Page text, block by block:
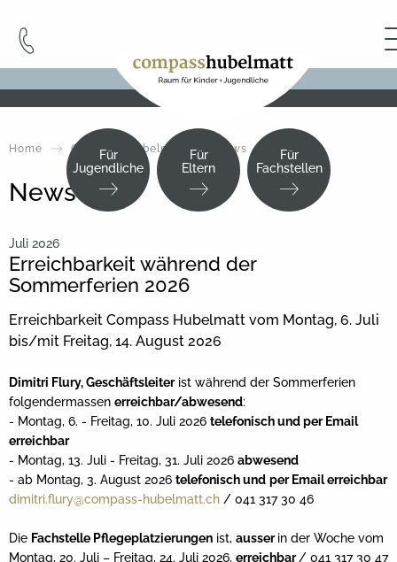
Für
Jugendliche
Für
Eltern
Für
Fachstellen
Home Compass Hubelmatt News
News
Juli 2026
Erreichbarkeit während der
Sommerferien 2026
Erreichbarkeit Compass Hubelmatt vom Montag, 6. Juli
bis/mit Freitag, 14. August 2026
Dimitri Flury, Geschäftsleiterist während der Sommerferien
folgendermassen erreichbar/abwesend:
- Montag, 6. - Freitag, 10. Juli 2026 telefonisch und per Email
erreichbar
- Montag, 13. Juli - Freitag, 31. Juli 2026 abwesend
- ab Montag, 3. August 2026 telefonisch und per Email erreichbar
dimitri.flury@compass-hubelmatt.ch / 041 317 30 46
Die Fachstelle Pflegeplatzierungen ist, ausserin der Woche vom
Montag, 20. Juli – Freitag, 24. Juli 2026, erreichbar/ 041 317 30 47